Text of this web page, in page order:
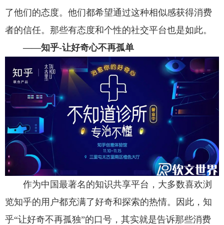
了他们的态度。他们都希望通过这种相似感获得消费
者的信任。那些有态度和个性的社交平台也是如此。
——知乎-让好奇心不再孤单
作为中国最著名的知识共享平台，大多数喜欢浏
览知乎的用户都充满了好奇和探索的热情。因此，知
乎“让好奇不再孤独”的口号，其实就是告诉那些消费